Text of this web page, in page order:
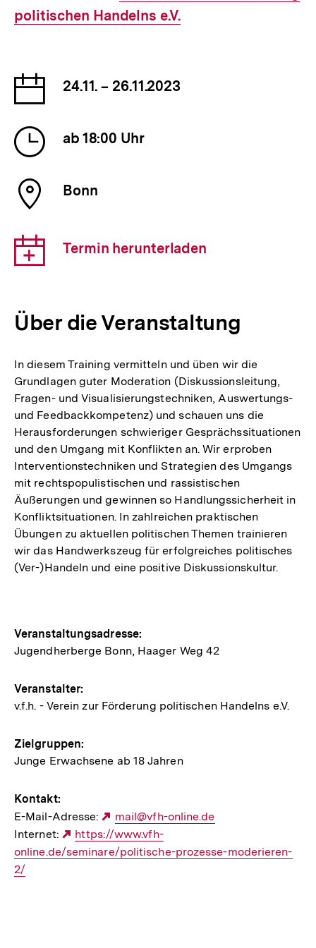
Link:
politischen Handelns e.V.
Datum
der
Veranstaltung
24.11. – 26.11.2023
Uhrzeit
der
Veranstaltung
ab 18:00 Uhr
Ort
der
Bonn
Download-
Link:
Termin herunterladen
Über die Veranstaltung
In diesem Training vermitteln und üben wir die
Grundlagen guter Moderation (Diskussionsleitung,
Fragen- und Visualisierungstechniken, Auswertungs-
und Feedbackkompetenz) und schauen uns die
Herausforderungen schwieriger Gesprächssituationen
und den Umgang mit Konflikten an. Wir erproben
Interventionstechniken und Strategien des Umgangs
mit rechtspopulistischen und rassistischen
Äußerungen und gewinnen so Handlungssicherheit in
Konfliktsituationen. In zahlreichen praktischen
Übungen zu aktuellen politischen Themen trainieren
wir das Handwerkszeug für erfolgreiches politisches
(Ver-)Handeln und eine positive Diskussionskultur.
Hinweise
zur
Veranstaltung
Veranstaltungsadresse:
Jugendherberge Bonn, Haager Weg 42
Veranstalter:
v.f.h. - Verein zur Förderung politischen Handelns e.V.
Zielgruppen:
Junge Erwachsene ab 18 Jahren
Kontakt:
E-Mail-Adresse:
Externer
Link:
mail@vfh-online.de
Internet:
Externer
Link:
https://www.vfh-
online.de/seminare/politische-prozesse-moderieren-
2/